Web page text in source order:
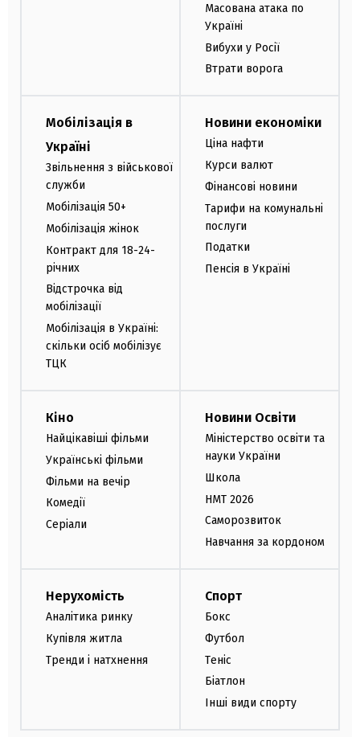
Масована атака по
Україні
Вибухи у Росії
Втрати ворога
Мобілізація в
Україні
Звільнення з військової
служби
Мобілізація 50+
Мобілізація жінок
Контракт для 18-24-
річних
Відстрочка від
мобілізації
Мобілізація в Україні:
скільки осіб мобілізує
ТЦК
Новини економіки
Ціна нафти
Курси валют
Фінансові новини
Тарифи на комунальні
послуги
Податки
Пенсія в Україні
Кіно
Найцікавіші фільми
Українські фільми
Фільми на вечір
Комедії
Серіали
Новини Освіти
Міністерство освіти та
науки України
Школа
НМТ 2026
Саморозвиток
Навчання за кордоном
Нерухомість
Аналітика ринку
Купівля житла
Тренди і натхнення
Спорт
Бокс
Футбол
Теніс
Біатлон
Інші види спорту